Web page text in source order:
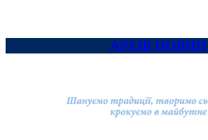
АРХІВ НОВИН